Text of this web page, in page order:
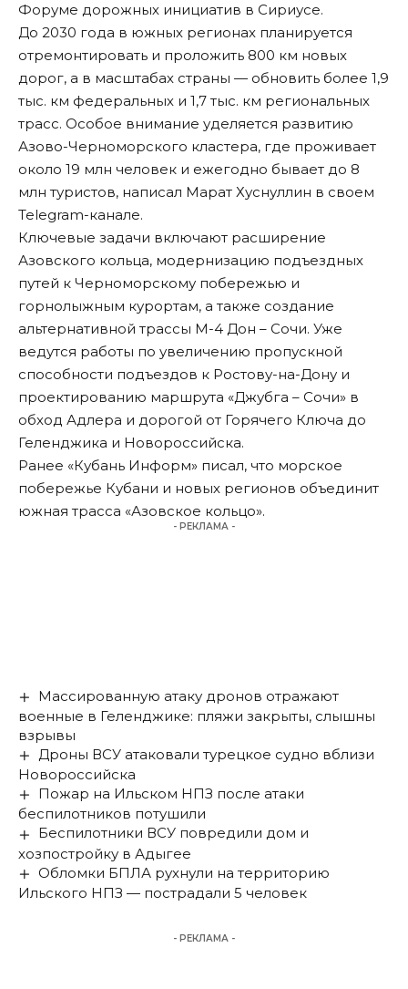
Форуме дорожных инициатив в Сириусе.
До 2030 года в южных регионах планируется
отремонтировать и проложить 800 км новых
дорог, а в масштабах страны — обновить более 1,9
тыс. км федеральных и 1,7 тыс. км региональных
трасс. Особое внимание уделяется развитию
Азово-Черноморского кластера, где проживает
около 19 млн человек и ежегодно бывает до 8
млн туристов, написал Марат Хуснуллин в своем
Telegram-канале.
Ключевые задачи включают расширение
Азовского кольца, модернизацию подъездных
путей к Черноморскому побережью и
горнолыжным курортам, а также создание
альтернативной трассы М-4 Дон – Сочи. Уже
ведутся работы по увеличению пропускной
способности подъездов к Ростову-на-Дону и
проектированию маршрута «Джубга – Сочи» в
обход Адлера и дорогой от Горячего Ключа до
Геленджика и Новороссийска.
Ранее «Кубань Информ» писал, что морское
побережье Кубани и новых регионов объединит
южная трасса «Азовское кольцо».
- РЕКЛАМА -
Массированную атаку дронов отражают
военные в Геленджике: пляжи закрыты, слышны
взрывы
Дроны ВСУ атаковали турецкое судно вблизи
Новороссийска
Пожар на Ильском НПЗ после атаки
беспилотников потушили
Беспилотники ВСУ повредили дом и
хозпостройку в Адыгее
Обломки БПЛА рухнули на территорию
Ильского НПЗ — пострадали 5 человек
- РЕКЛАМА -